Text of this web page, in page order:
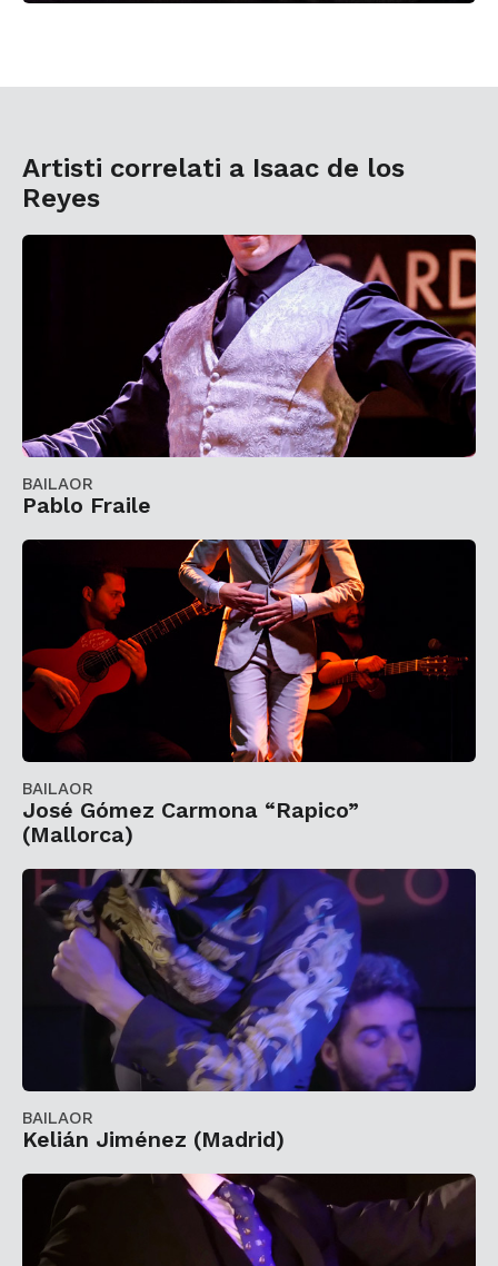
Artisti correlati a Isaac de los
Reyes
BAILAOR
Pablo Fraile
BAILAOR
José Gómez Carmona “Rapico”
(Mallorca)
BAILAOR
Kelián Jiménez (Madrid)